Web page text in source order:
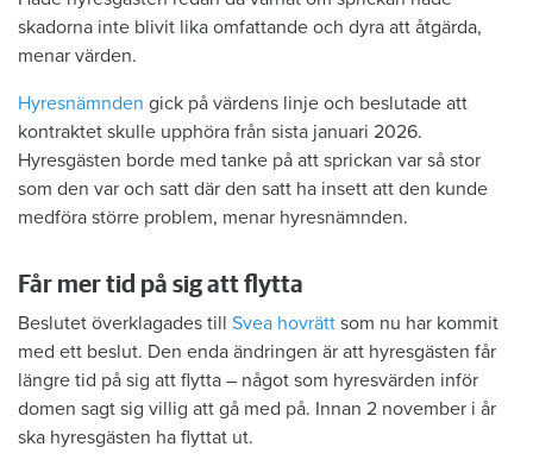
skadorna inte blivit lika omfattande och dyra att åtgärda,
menar värden.
Hyresnämnden gick på värdens linje och beslutade att
kontraktet skulle upphöra från sista januari 2026.
Hyresgästen borde med tanke på att sprickan var så stor
som den var och satt där den satt ha insett att den kunde
medföra större problem, menar hyresnämnden.
Får mer tid på sig att flytta
Beslutet överklagades till Svea hovrätt som nu har kommit
med ett beslut. Den enda ändringen är att hyresgästen får
längre tid på sig att flytta – något som hyresvärden inför
domen sagt sig villig att gå med på. Innan 2 november i år
ska hyresgästen ha flyttat ut.